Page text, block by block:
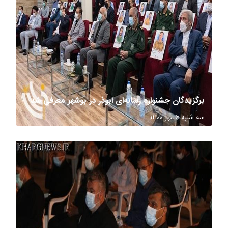
برگزیدگان جشنواره رسانه‌ای ابوذر در بوشهر معرفی شد
سه شنبه ۶ مهر ۱۴۰۰